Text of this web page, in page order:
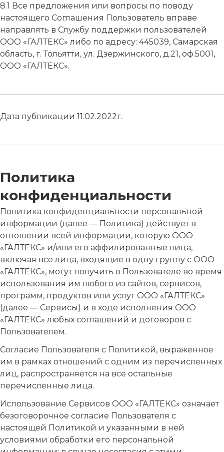
8.1 Все предложения или вопросы по поводу
настоящего Соглашения Пользователь вправе
направлять в Службу поддержки пользователей
ООО «ГАЛТЕКС» либо по адресу: 445039, Самарская
область, г. Тольятти, ул. Дзержинского, д.21, оф.5001,
ООО «ГАЛТЕКС».
Дата публикации 11.02.2022г.
Политика
конфиденциальности
Политика конфиденциальности персональной
информации (далее — Политика) действует в
отношении всей информации, которую ООО
«ГАЛТЕКС» и/или его аффилированные лица,
включая все лица, входящие в одну группу с ООО
«ГАЛТЕКС», могут получить о Пользователе во время
использования им любого из сайтов, сервисов,
программ, продуктов или услуг ООО «ГАЛТЕКС»
(далее — Сервисы) и в ходе исполнения ООО
«ГАЛТЕКС» любых соглашений и договоров с
Пользователем.
Согласие Пользователя с Политикой, выраженное
им в рамках отношений с одним из перечисленных
лиц, распространяется на все остальные
перечисленные лица.
Использование Сервисов ООО «ГАЛТЕКС» означает
безоговорочное согласие Пользователя с
настоящей Политикой и указанными в ней
условиями обработки его персональной